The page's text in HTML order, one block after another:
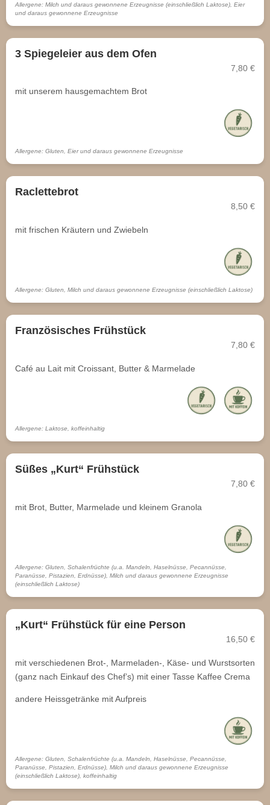
Allergene: Milch und daraus gewonnene Erzeugnisse (einschließlich Laktose), Eier
und daraus gewonnene Erzeugnisse
3 Spiegeleier aus dem Ofen
7,80 €
mit unserem hausgemachtem Brot
Allergene: Gluten, Eier und daraus gewonnene Erzeugnisse
Raclettebrot
8,50 €
mit frischen Kräutern und Zwiebeln
Allergene: Gluten, Milch und daraus gewonnene Erzeugnisse (einschließlich Laktose)
Französisches Frühstück
7,80 €
Café au Lait mit Croissant, Butter & Marmelade
Allergene: Laktose, koffeinhaltig
Süßes „Kurt“ Frühstück
7,80 €
mit Brot, Butter, Marmelade und kleinem Granola
Allergene: Gluten, Schalenfrüchte (u.a. Mandeln, Haselnüsse, Pecannüsse,
Paranüsse, Pistazien, Erdnüsse), Milch und daraus gewonnene Erzeugnisse
(einschließlich Laktose)
„Kurt“ Frühstück für eine Person
16,50 €
mit verschiedenen Brot-, Marmeladen-, Käse- und Wurstsorten
(ganz nach Einkauf des Chef’s) mit einer Tasse Kaffee Crema
andere Heissgetränke mit Aufpreis
Allergene: Gluten, Schalenfrüchte (u.a. Mandeln, Haselnüsse, Pecannüsse,
Paranüsse, Pistazien, Erdnüsse), Milch und daraus gewonnene Erzeugnisse
(einschließlich Laktose), koffeinhaltig